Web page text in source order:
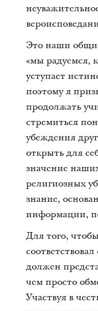
Это наши
«мы радуемся,
уступает
поэтому я
продолжать
стремиться
убеждения
открыть для
значение
религиозных
знание,
информации,
Для того,
должен
чем просто
Участвуя в